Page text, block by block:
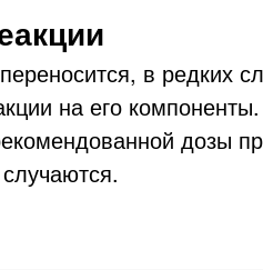
в редких
на его компоненты.
дозы